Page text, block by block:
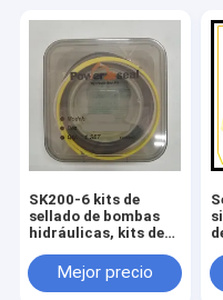
SK200-6 kits de
sellado de bombas
hidráulicas, kits de
oscilantes, kits de
sellado de motores
Mejor precio